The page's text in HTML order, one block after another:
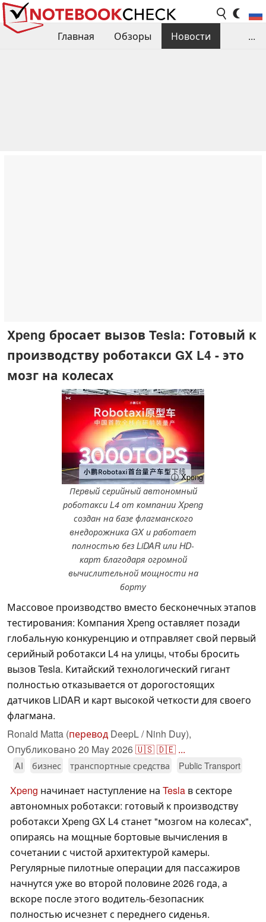
Главная Обзоры
Новости
...
Xpeng бросает вызов Tesla: Готовый к
производству роботакси GX L4 - это
мозг на колесах
ⓘ Xpeng
Первый серийный автономный
роботакси L4 от компании Xpeng
создан на базе флагманского
внедорожника GX и работает
полностью без LiDAR или HD-
карт благодаря огромной
вычислительной мощности на
борту
Массовое производство вместо бесконечных этапов
тестирования: Компания Xpeng оставляет позади
глобальную конкуренцию и отправляет свой первый
серийный роботакси L4 на улицы, чтобы бросить
вызов Tesla. Китайский технологический гигант
полностью отказывается от дорогостоящих
датчиков LiDAR и карт высокой четкости для своего
флагмана.
Ronald Matta (перевод DeepL / Ninh Duy),
Опубликовано 20 May 2026🇺🇸🇩🇪 ...
AI бизнес транспортные средства Public Transport
Xpeng начинает наступление на Tesla в секторе
автономных роботакси: готовый к производству
роботакси Xpeng GX L4 станет "мозгом на колесах",
опираясь на мощные бортовые вычисления в
сочетании с чистой архитектурой камеры.
Регулярные пилотные операции для пассажиров
начнутся уже во второй половине 2026 года, а
вскоре после этого водитель-безопасник
полностью исчезнет с переднего сиденья.